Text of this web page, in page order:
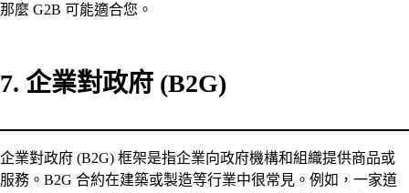
那麼 G2B 可能適合您。
7. 企業對政府 (B2G)
企業對政府 (B2G) 框架是指企業向政府機構和組織提供商品或
服務。B2G 合約在建築或製造等行業中很常見。例如，一家道